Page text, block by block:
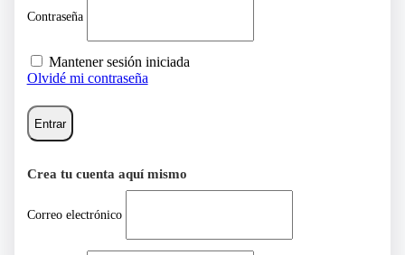
Contraseña
Mantener sesión iniciada
Olvidé mi contraseña
Entrar
Crea tu cuenta aquí mismo
Correo electrónico